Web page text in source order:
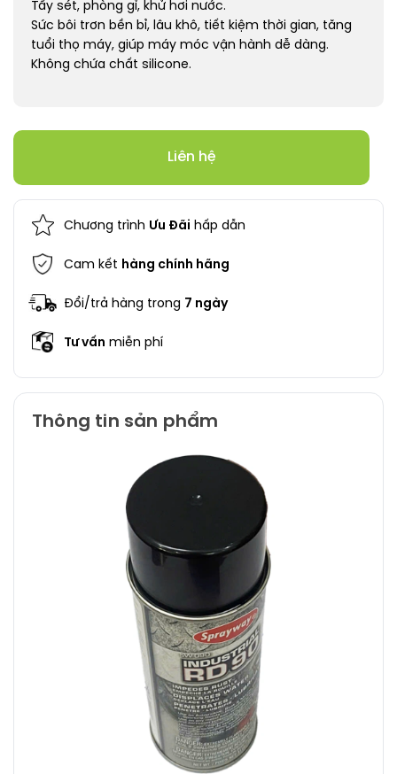
Tẩy sét, phòng gỉ, khử hơi nước.
Sức bôi trơn bền bỉ, lâu khô, tiết kiệm thời gian, tăng
tuổi thọ máy, giúp máy móc vận hành dễ dàng.
Không chứa chất silicone.
Liên hệ
Chương trình Ưu Đãi hấp dẫn
Cam kết hàng chính hãng
Đổi/trả hàng trong 7 ngày
Tư vấn miễn phí
Thông tin sản phẩm